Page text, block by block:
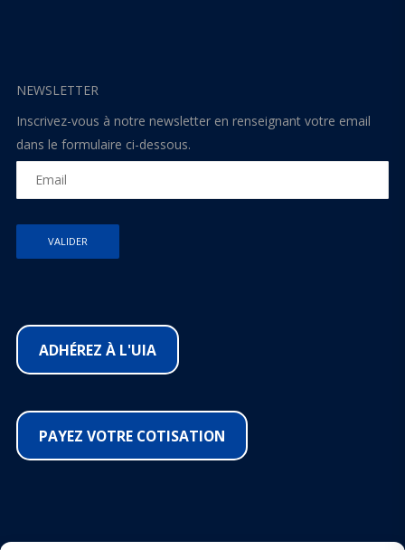
NEWSLETTER
Inscrivez-vous à notre newsletter en renseignant votre email
dans le formulaire ci-dessous.
ADHÉREZ À L'UIA
PAYEZ VOTRE COTISATION